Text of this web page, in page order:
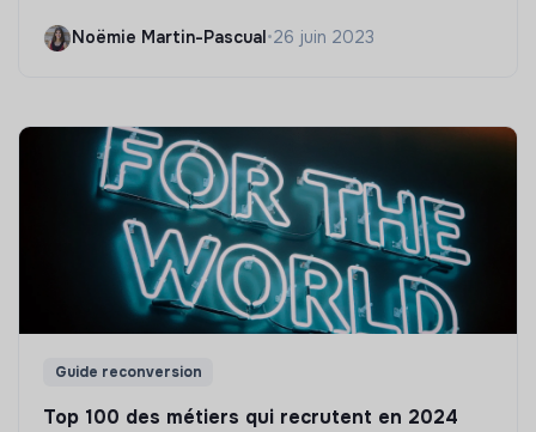
Noëmie Martin-Pascual•26 juin 2023
Guide reconversion
Top 100 des métiers qui recrutent en 2024